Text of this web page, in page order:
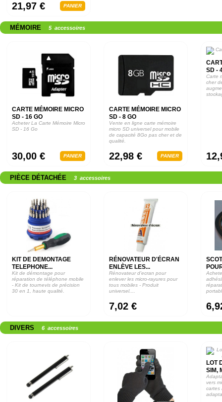
21,97 € PANIER
MÉMOIRE 5 accessoires
CARTE MÉMOIRE MICRO
SD - 16 GO
Acheter La Carte Mémoire Micro
SD - 16 Go
30,00 € PANIER
CARTE MÉMOIRE MICRO
SD - 8 GO
Vente en ligne carte mémoire
micro SD universel pour mobile
de capacité 8Go pas cher et de
qualité.
22,98 € PANIER
SD -
Carte
cher
PIÈCE DÉTACHÉE 3 accessoires
KIT DE DEMONTAGE
TELEPHONE...
Kit de démontage pour
réparation de téléphone mobile
- Kit de tournevis de précision
30 en 1, haute qualité.
RÉNOVATEUR D'ÉCRAN
ENLÈVE LES...
Rénovateur d'ecran pour
enlever les micro-rayures pour
tous mobiles - Produit
universel....
7,02 €
DIVERS 6 accessoires
LOT
SIM,
vers
cartes